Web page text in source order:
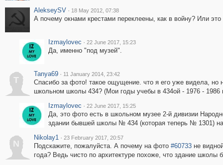
AlekseySV · 18 May 2012, 07:38
А почему окнами крестами переклеены, как в войну? Или
Izmaylovec · 22 June 2017, 15:23
Да, именно "под музей".
T
Tanya69 · 11 January 2014, 23:42
Спасибо за фото! такое ощущение. что я его уже видела, но
школьном школы 434? (Мои годы учебы в 434ой - 1976 - 1986
Izmaylovec · 22 June 2017, 15:25
Да, это фото есть в школьном музее 2-й дивизии
здании бывшей школы № 434 (которая теперь № 1301)
N
Nikolay1 · 23 February 2017, 20:57
Подскажите, пожалуйста. А почему на фото #60733не
года? Ведь чисто по архитектуре похоже, что здание школы